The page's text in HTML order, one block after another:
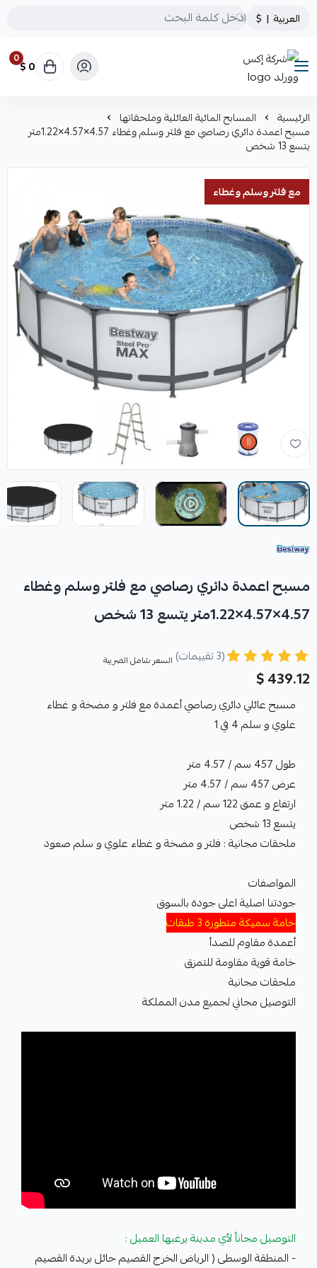
العربية |
$
شركة إكس وورلد
0 0 $
الرئيسية المسابح المائية العائلية وملحقاتها
مسبح اعمدة دائري رصاصي مع فلتر وسلم وغطاء 4.57×4.57×1.22متر
يتسع 13 شخص
مع فلتر وسلم وغطاء
مسبح اعمدة دائري رصاصي مع فلتر وسلم وغطاء
4.57×4.57×1.22متر يتسع 13 شخص
(3 تقييمات) السعر شامل الضريبة
439.12 $
مسبح عائلي دائري رصاصي أعمدة مع فلتر و مضخة و غطاء
علوي و سلم 4 في 1
طول 457 سم / 4.57 متر
عرض 457 سم / 4.57 متر
ارتفاع و عمق 122 سم / 1.22 متر
يتسع 13 شخص
ملحقات مجانية : فلتر و مضخة و غطاء علوي و سلم صعود
المواصفات
جودتنا اصلية اعلى جودة بالسوق
خامة سميكة متطورة 3 طبقات
أعمدة مقاوم للصدأ
خامة قوية مقاومة للتمزق
ملحقات مجانية
التوصيل مجاني لجميع مدن المملكة
التوصيل مجاناً لأي مدينة يرغبها العميل :
- المنطقة الوسطى ( الرياض الخرج القصيم حائل بريدة القصيم